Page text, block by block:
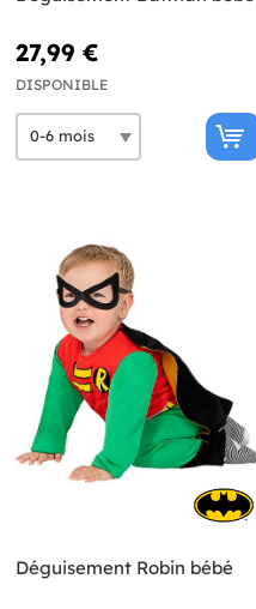
27,99 €
DISPONIBLE
Déguisement Robin bébé